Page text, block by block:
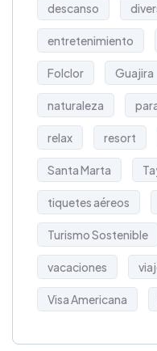
descanso
entretenimiento
Folclor Guajira
naturaleza
relax resort
Santa Marta
tiquetes aéreos
Turismo Sostenible
vacaciones
Visa Americana